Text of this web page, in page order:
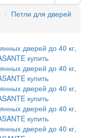
Петли для дверей